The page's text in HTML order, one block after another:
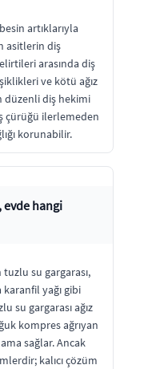
artıklarıyla
asitlerin diş
arasında diş
ve kötü ağız
düzenli diş hekimi
çürüğü ilerlemeden
korunabilir.
evde hangi
tuzlu su gargarası,
yağı gibi
su gargarası ağız
kompres ağrıyan
sağlar. Ancak
kalıcı çözüm